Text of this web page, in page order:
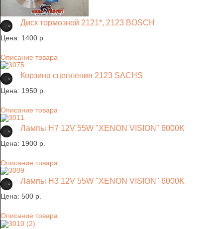
Диск тормозной 2121*, 2123 BOSCH
Цена: 1400 p.
Описание товара
Корзина сцепления 2123 SACHS
Цена: 1950 p.
Описание товара
Лампы H7 12V 55W "XENON VISION" 6000K
Цена: 1900 p.
Описание товара
Лампы H3 12V 55W "XENON VISION" 6000K
Цена: 500 p.
Описание товара